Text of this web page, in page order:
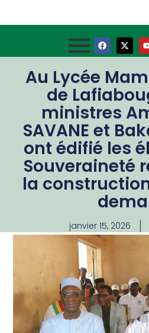
Au Lycée
de
ministres
SAVANE et
ont édifié les
Souveraineté
la
janvier 15, 2026